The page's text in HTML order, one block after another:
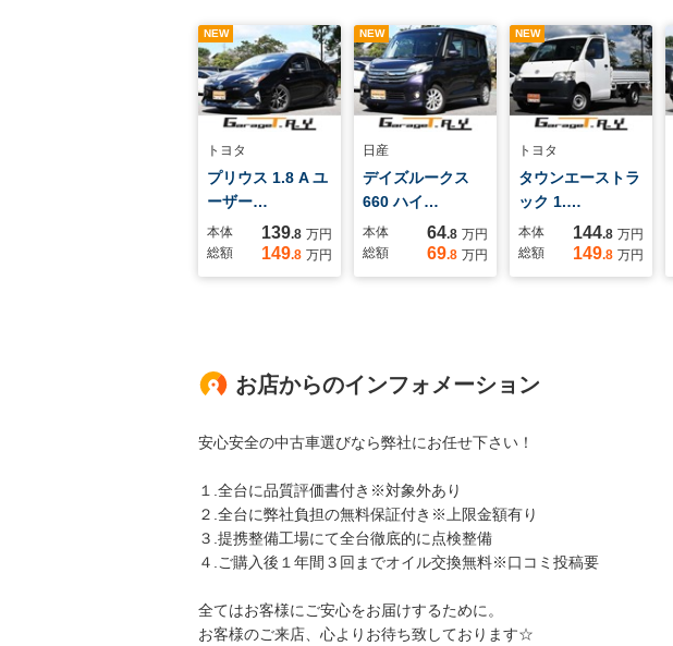
NEW
トヨタ
プリウス 1.8 A ユ
ーザー…
本体 139.8 万円
総額
149.8 万円
NEW
日産
デイズルークス
660 ハイ…
本体 64.8 万円
総額
69.8 万円
NEW
トヨタ
タウンエーストラ
ック 1.…
本体 144.8 万円
総額
149.8 万円
お店からのインフォメーション
安心安全の中古車選びなら弊社にお任せ下さい！
１.全台に品質評価書付き※対象外あり
２.全台に弊社負担の無料保証付き※上限金額有り
３.提携整備工場にて全台徹底的に点検整備
４.ご購入後１年間３回までオイル交換無料※口コミ投稿要
全てはお客様にご安心をお届けするために。
お客様のご来店、心よりお待ち致しております☆